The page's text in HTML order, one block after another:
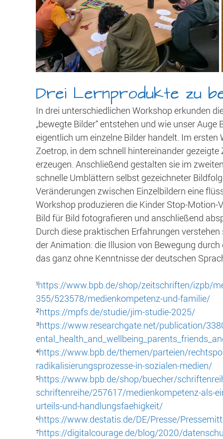
Drei Lernprodukte zu
In drei unterschiedlichen Workshop erkunden
„bewegte Bilder“ entstehen und wie unser
eigentlich um einzelne Bilder handelt. Im
Zoetrop, in dem schnell hintereinander
erzeugen. Anschließend gestalten sie im
schnelle Umblättern selbst gezeichneter
Veränderungen zwischen Einzelbildern eine
Workshop produzieren die Kinder Stop-
Bild für Bild fotografieren und anschließend
Durch diese praktischen Erfahrungen
der Animation: die Illusion von Bewegung
das ganz ohne Kenntnisse der deutschen
¹https://www.bpb.de/shop/zeitschriften/izpb/
355/523578/medienkompetenz-und-familie/
²https://mpfs.de/studie/jim-studie-2025/
³https://www.researchgate.net/publication/
⁴https://www.bpb.de/themen/parteien/
radikalisierungsprozesse-in-sozialen-medien/
⁵https://www.bpb.de/shop/buecher/
schriftenreihe/257617/medienkompetenz-als-
urteils-und-handlungsfaehigkeit/
⁶https://www.destatis.de/DE/Presse/
⁷https://digitalcourage.de/blog/2020/